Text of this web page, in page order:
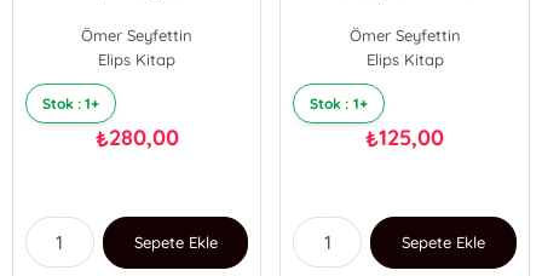
Ömer Seyfettin
Elips Kitap
Stok : 1+
₺280,00
Sepete Ekle
Ömer Seyfettin
Elips Kitap
Stok : 1+
₺125,00
Sepete Ekle